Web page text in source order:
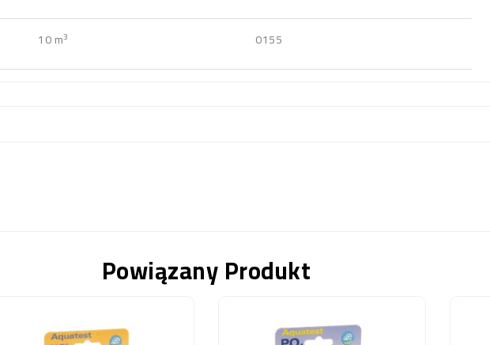
10 m3 0155
Powiązany Produkt